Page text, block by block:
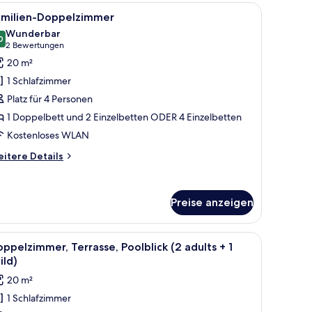
Nachttisch, Lampe und einem Bild an der Wand.
Ein Hotelzimmer mit zwei Betten, einem
5 Doppelzimmer
von 10
Wunderbar
2 Bewertungen
(2
Bewertungen)
20 m²
1 Schlafzimmer
Platz für 4 Personen
1 Doppelbett und 2 Einzelbetten ODER 4 Einzelbetten
Kostenloses WLAN
Details
Preise anzeigen
Bett, einem Nachttisch und einem Fenster mit Vorhängen.
Ein modernes Hotelzimmer mit einem
6
Terrasse, Poolblick (2 adults + 1
20 m²
1 Schlafzimmer